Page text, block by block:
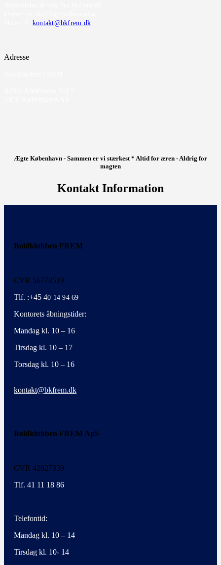
kontakt@bkfrem.dk
Adresse
Ægte København - Sammen er vi stærkest * Altid for æren - Aldrig for
magten
Kontakt Information
Boldklubben FREM
CVR 56778519
Tlf. :+45 40 14 94 69
Kontorets åbningstider:
Mandag kl. 10 – 16
Tirsdag kl. 10 – 17
Torsdag kl. 10 – 16
kontakt@bkfrem.dk
Boldklubben FREM ApS
CVR 42027839
Tlf. 41 11 18 86
Telefontid:
Mandag kl. 10 – 14
Tirsdag kl. 10- 14